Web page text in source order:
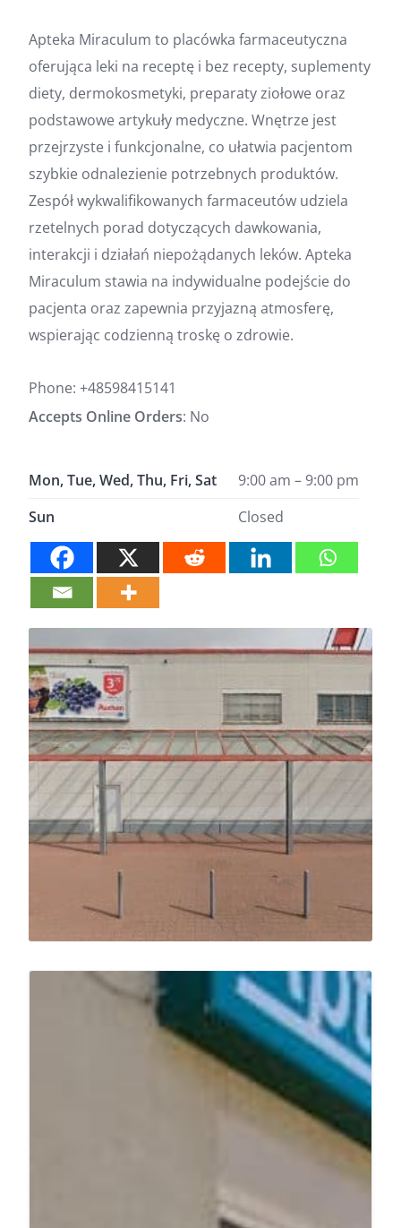
Apteka Miraculum to placówka farmaceutyczna
oferująca leki na receptę i bez recepty, suplementy
diety, dermokosmetyki, preparaty ziołowe oraz
podstawowe artykuły medyczne. Wnętrze jest
przejrzyste i funkcjonalne, co ułatwia pacjentom
szybkie odnalezienie potrzebnych produktów.
Zespół wykwalifikowanych farmaceutów udziela
rzetelnych porad dotyczących dawkowania,
interakcji i działań niepożądanych leków. Apteka
Miraculum stawia na indywidualne podejście do
pacjenta oraz zapewnia przyjazną atmosferę,
wspierając codzienną troskę o zdrowie.
Phone: +48598415141
Accepts Online Orders: No
Mon, Tue, Wed, Thu, Fri, Sat
9:00 am – 9:00 pm
Sun
Closed